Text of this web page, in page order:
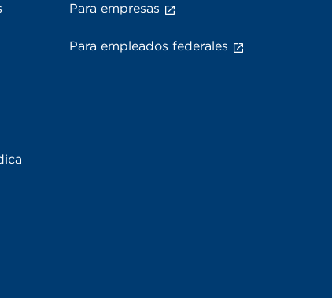
Para empresas
Para empleados federales